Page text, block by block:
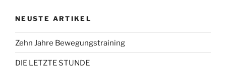
NEUSTE ARTIKEL
Zehn Jahre Bewegungstraining
DIE LETZTE STUNDE